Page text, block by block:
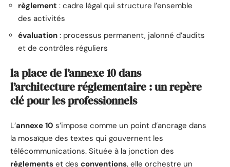
règlement : cadre légal qui structure l’ensemble
des activités
évaluation : processus permanent, jalonné d’audits
et de contrôles réguliers
la place de l’annexe 10 dans
l’architecture réglementaire : un repère
clé pour les professionnels
L’annexe 10 s’impose comme un point d’ancrage dans
la mosaïque des textes qui gouvernent les
télécommunications. Située à la jonction des
règlements et des conventions, elle orchestre un